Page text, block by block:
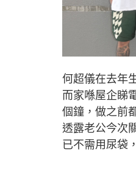
何超儀在去年
而家喺屋企睇
個鐘，做之前
透露老公今次
已不需用尿袋